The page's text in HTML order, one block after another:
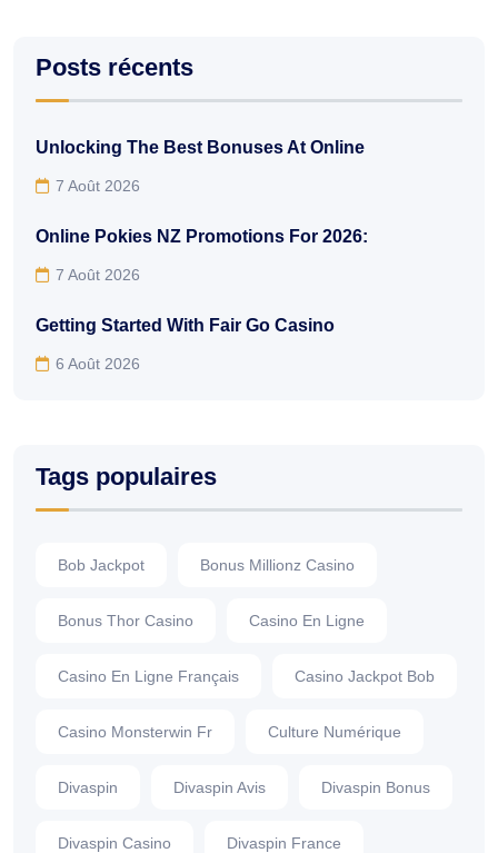
Posts récents
Unlocking The Best Bonuses At Online
7 Août 2026
Online Pokies NZ Promotions For 2026:
7 Août 2026
Getting Started With Fair Go Casino
6 Août 2026
Tags populaires
Bob Jackpot Bonus Millionz Casino
Bonus Thor Casino Casino En Ligne
Casino En Ligne Français Casino Jackpot Bob
Casino Monsterwin Fr Culture Numérique
Divaspin Divaspin Avis Divaspin Bonus
Divaspin Casino Divaspin France